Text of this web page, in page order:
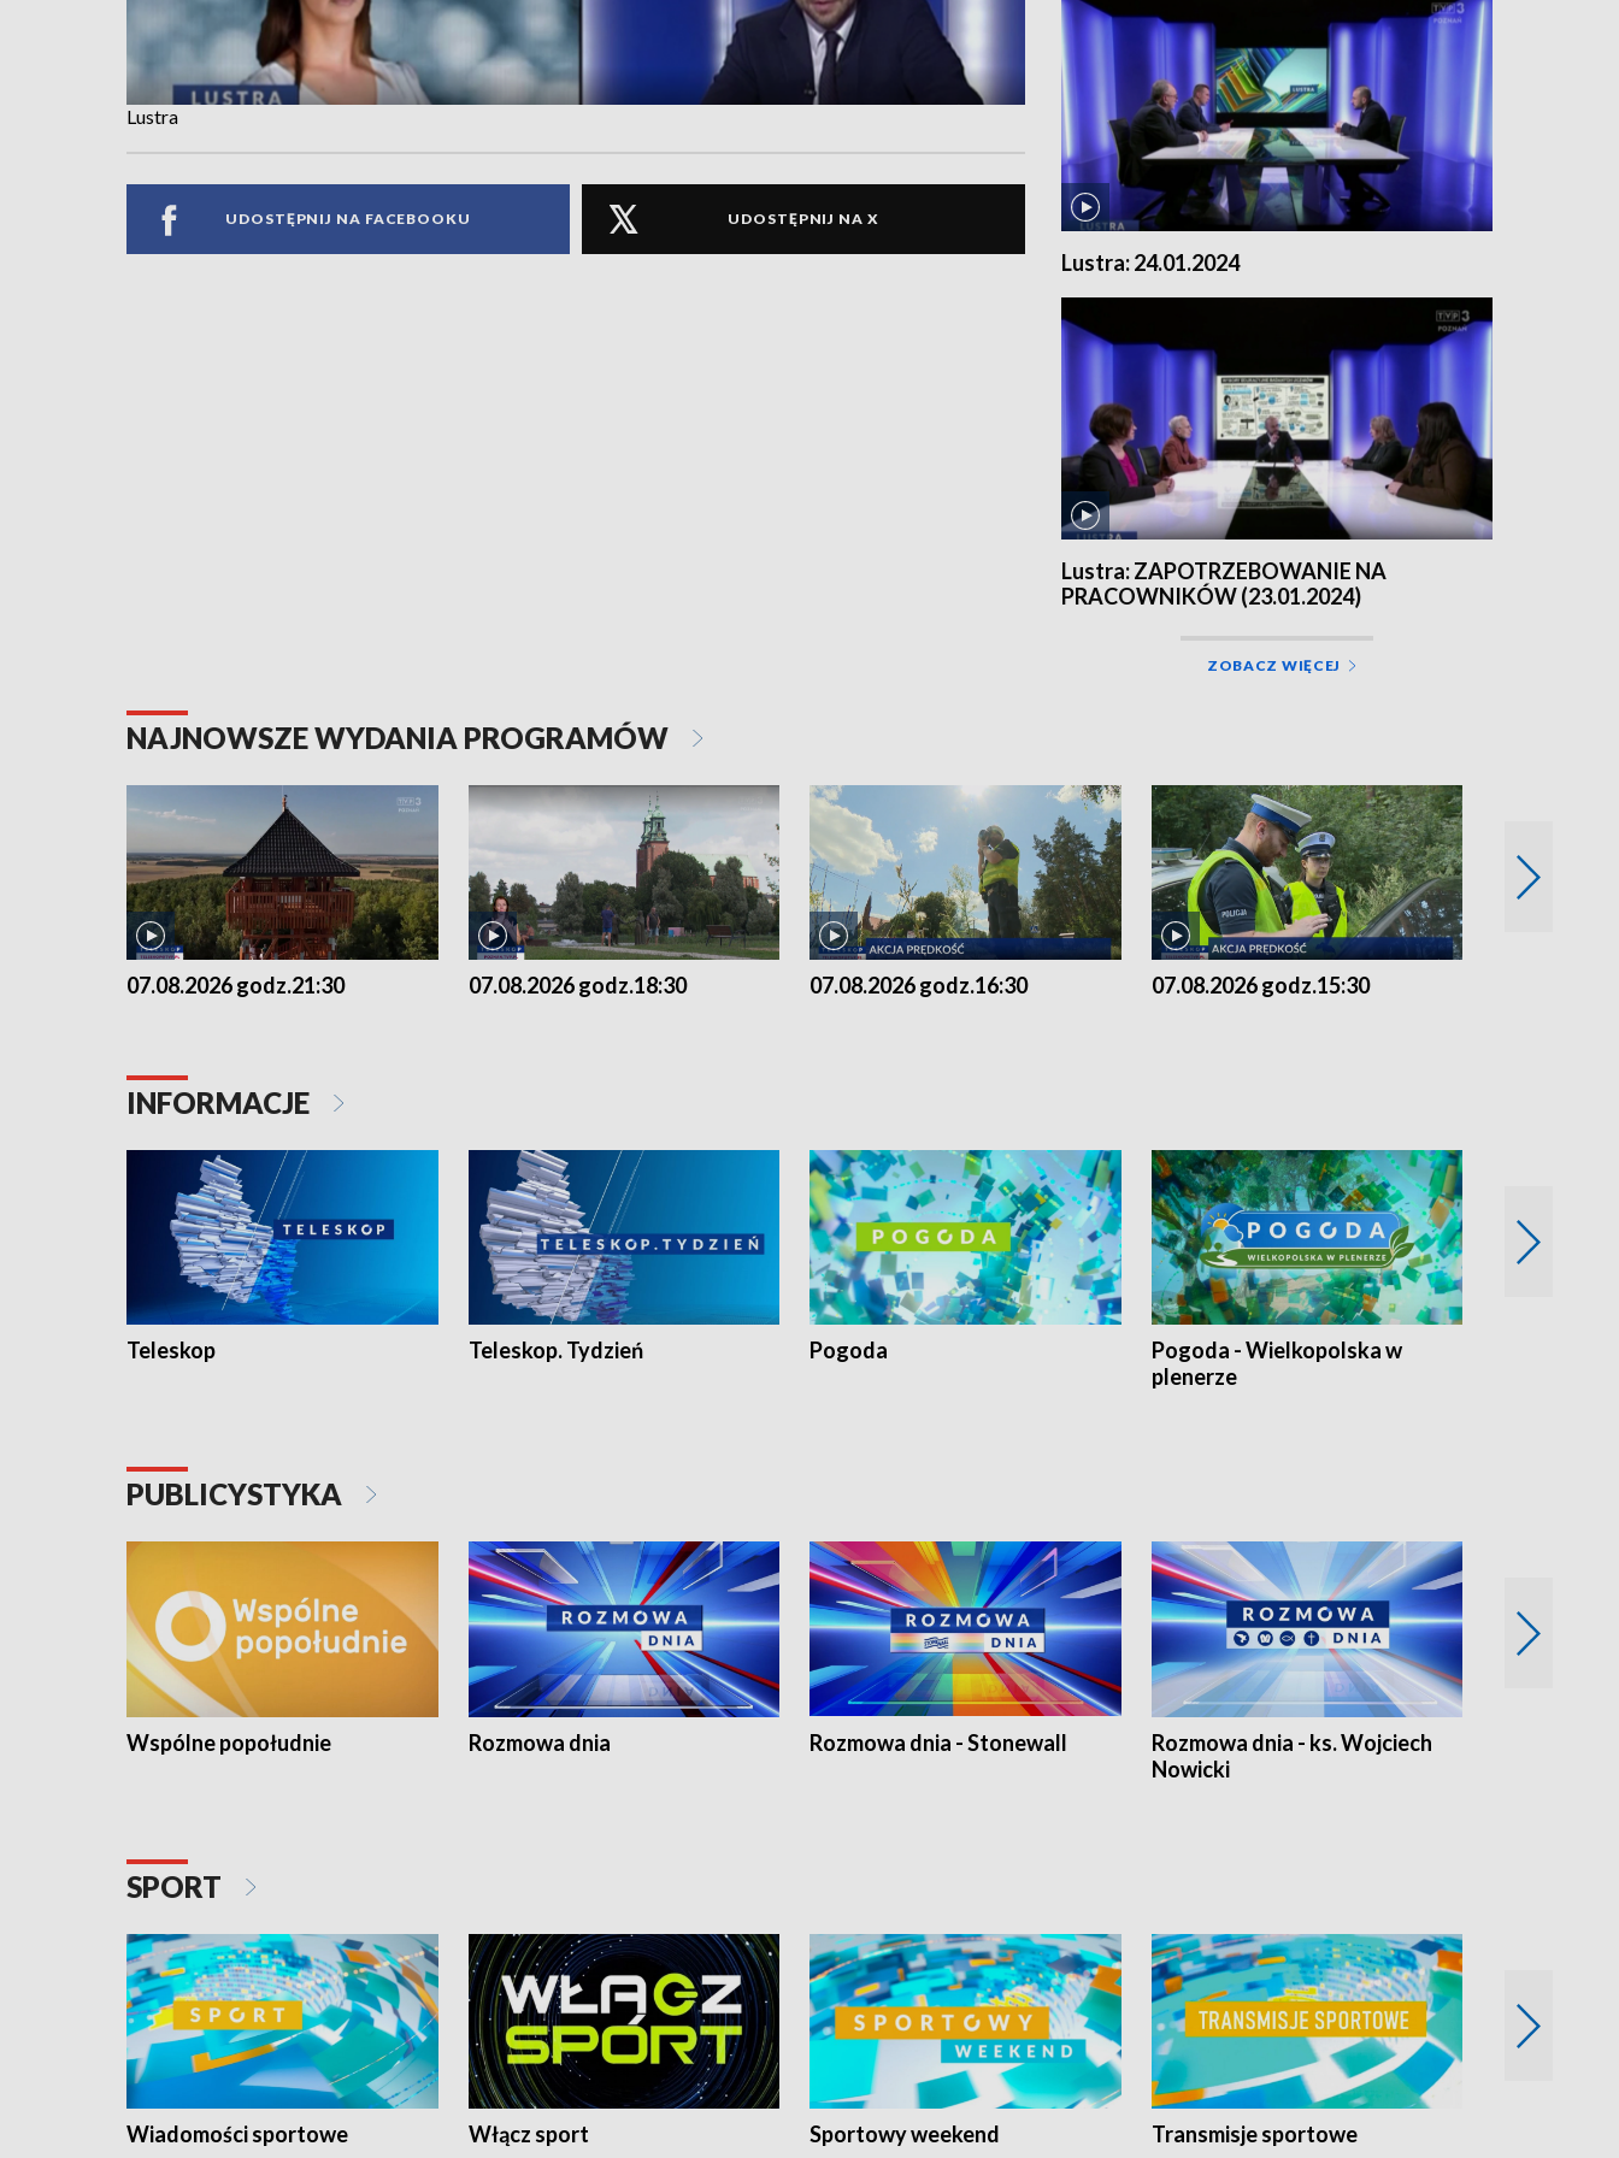
Lustra
UDOSTĘPNIJ NA FACEBOOKU UDOSTĘPNIJ NA X
Lustra: 24.01.2024
Lustra: ZAPOTRZEBOWANIE NA
PRACOWNIKÓW (23.01.2024)
ZOBACZ WIĘCEJ
NAJNOWSZE WYDANIA PROGRAMÓW
07.08.2026 godz.21:30 07.08.2026 godz.18:30 07.08.2026 godz.16:30 07.08.2026 godz.15:30
INFORMACJE
Teleskop Teleskop. Tydzień Pogoda
Pogoda - Wielkopolska w
plenerze
PUBLICYSTYKA
Wspólne popołudnie Rozmowa dnia Rozmowa dnia - Stonewall
Rozmowa dnia - ks. Wojciech
Nowicki
SPORT
Wiadomości sportowe Włącz sport Sportowy weekend Transmisje sportowe